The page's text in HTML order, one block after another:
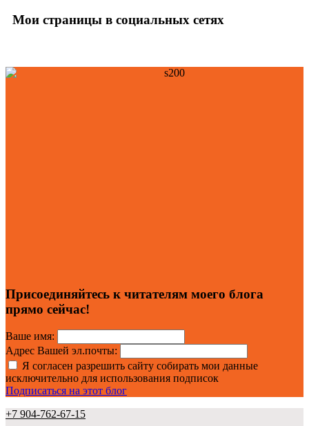
Мои страницы в социальных сетях
Присоединяйтесь к читателям моего блога
прямо сейчас!
Ваше имя:
Адрес Вашей эл.почты:
Я согласен разрешить сайту собирать мои данные
исключительно для использования подписок
Подписаться на этот блог
+7 904-762-67-15